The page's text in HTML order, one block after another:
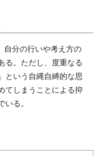
自分の行いや考え方の
る。ただし、度重なる
という自縄自縛的な思
てしまうことによる抑
る。